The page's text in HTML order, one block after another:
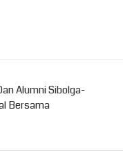
Alumni Sibolga-
Bersama